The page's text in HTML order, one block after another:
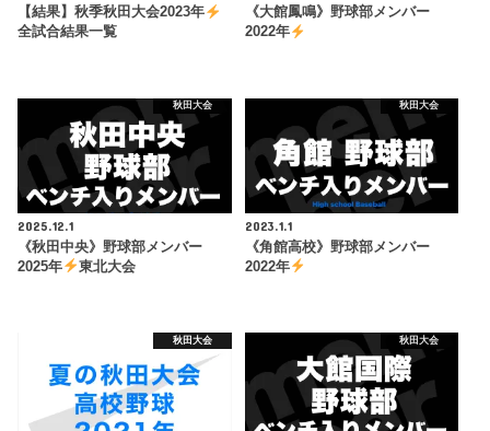
【結果】秋季秋田大会2023年
全試合結果一覧
《大館鳳鳴》野球部メンバー
2022年
秋田大会
2025.12.1
《秋田中央》野球部メンバー
2025年
東北大会
秋田大会
2023.1.1
《角館高校》野球部メンバー
2022年
秋田大会 秋田大会